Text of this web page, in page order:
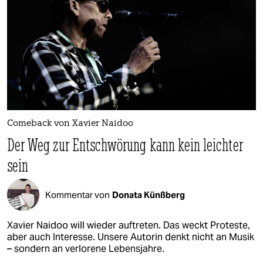
Comeback von Xavier Naidoo
Der Weg zur Entschwörung kann kein leichter
sein
Kommentar von Donata Künßberg
Xavier Naidoo will wieder auftreten. Das weckt Proteste,
aber auch Interesse. Unsere Autorin denkt nicht an Musik
– sondern an verlorene Lebensjahre.